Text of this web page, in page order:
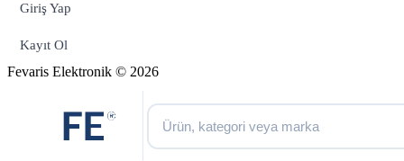
Giriş Yap
Kayıt Ol
Fevaris Elektronik © 2026